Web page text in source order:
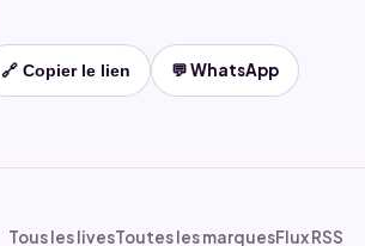
🔗 Copier le lien 💬 WhatsApp
Tous les livesToutes les marquesFlux RSS